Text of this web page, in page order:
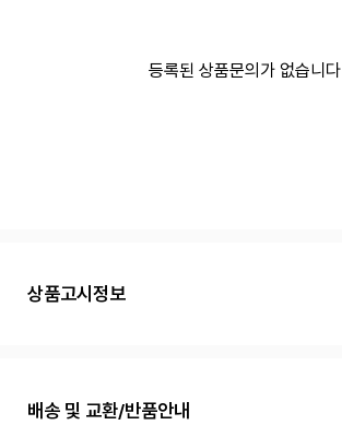
등록된 상품문의가 없습니다
상품고시정보
배송 및 교환/반품안내